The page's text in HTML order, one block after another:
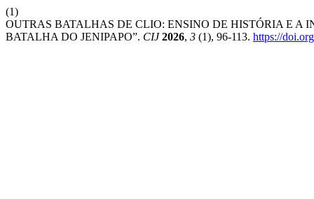
(1)
OUTRAS BATALHAS DE CLIO: ENSINO DE HISTÓRIA E A
BATALHA DO JENIPAPO”. CIJ 2026, 3 (1), 96-113. https://